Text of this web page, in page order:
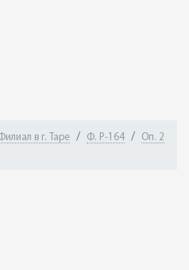
в г. Таре Ф. Р-164 Оп. 2